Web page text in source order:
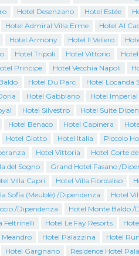
Hotel Desenzano Hotel Estée
Hotel Admiral Villa Erme Hotel Al
Hotel Armony Hotel Il Veliero
Hotel Tripoli Hotel Vittorio
Principe Hotel Vecchia Napoli
Hotel Du Parc Hotel Locanda
Hotel Gabbiano Hotel Imperial
Hotel Silvestro Hotel Suite
Hotel Benaco Hotel Capinera
Hotel Giotto Hotel Italia Piccolo
Hotel Vittoria Hotel Corte
del Sogno Grand Hotel Fasano /
Villa Capri Hotel Villa Fiordaliso
Sofia (Meublè) /Dipendenza Hotel
/Dipendenza Hotel Monte Baldo /
Feltrinelli Hotel Le Fay Resorts
Meandro Hotel Palazzina Hotel
Hotel Gargnano Residence Hotel